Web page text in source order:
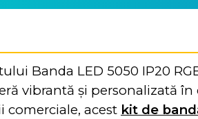
Banda LED 5050 IP20
vibrantă și personalizată
acest kit de